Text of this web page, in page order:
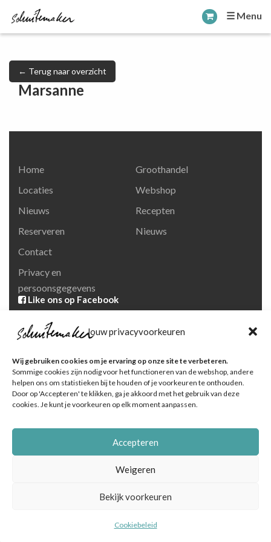
Jouw privacyvoorkeuren
Wij gebruiken cookies om je ervaring op onze site te verbeteren.
Sommige cookies zijn nodig voor het functioneren van de webshop, andere
helpen ons om statistieken bij te houden of je voorkeuren te onthouden.
Door op 'Accepteren' te klikken, ga je akkoord met het gebruik van deze
cookies. Je kunt je voorkeuren op elk moment aanpassen.
Accepteren
Weigeren
Bekijk voorkeuren
Cookiebeleid
☰ Menu
← Terug naar overzicht
Marsanne
Home
Locaties
Nieuws
Reserveren
Contact
Privacy en
persoonsgegevens
Groothandel
Webshop
Recepten
Nieuws
Like ons op Facebook
Volg ons op Instagram
Ga naar onze pagina
© Schuitemaker Vis , foto's zijn o.a. van het Nederlands
Online marketingbureau Dutch Blue